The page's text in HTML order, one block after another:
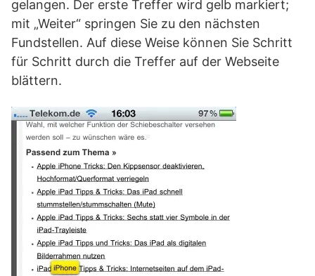
gelangen. Der erste Treffer wird gelb markiert;
mit „Weiter“ springen Sie zu den nächsten
Fundstellen. Auf diese Weise können Sie Schritt
für Schritt durch die Treffer auf der Webseite
blättern.